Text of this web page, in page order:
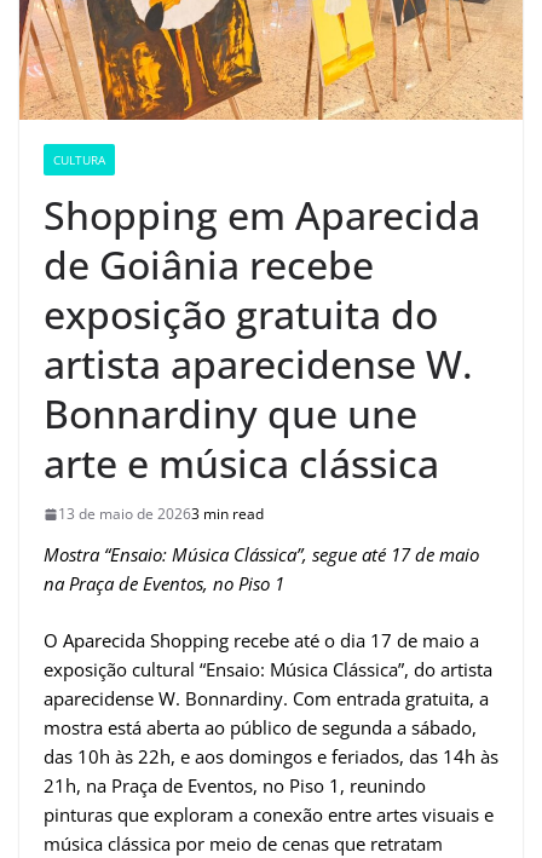
CULTURA
Shopping em Aparecida
de Goiânia recebe
exposição gratuita do
artista aparecidense W.
Bonnardiny que une
arte e música clássica
13 de maio de 20263 min read
Mostra “Ensaio: Música Clássica”, segue até 17 de maio
na Praça de Eventos, no Piso 1
O Aparecida Shopping recebe até o dia 17 de maio a
exposição cultural “Ensaio: Música Clássica”, do artista
aparecidense W. Bonnardiny. Com entrada gratuita, a
mostra está aberta ao público de segunda a sábado,
das 10h às 22h, e aos domingos e feriados, das 14h às
21h, na Praça de Eventos, no Piso 1, reunindo
pinturas que exploram a conexão entre artes visuais e
música clássica por meio de cenas que retratam